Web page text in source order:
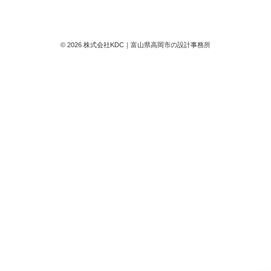
© 2026 株式会社KDC｜富山県高岡市の設計事務所